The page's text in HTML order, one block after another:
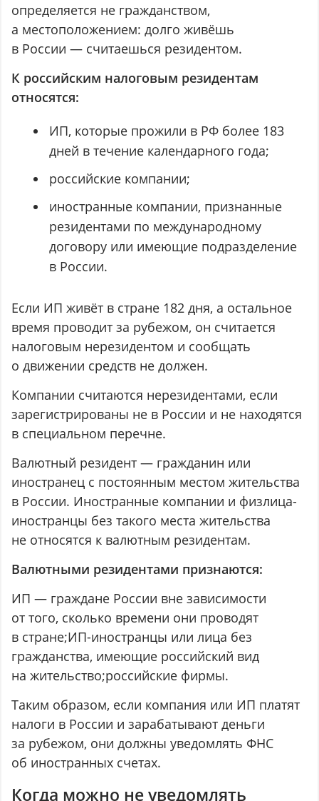
определяется не гражданством,
а местоположением: долго живёшь
в России — считаешься резидентом.
К российским налоговым резидентам
относятся:
ИП, которые прожили в РФ более 183
дней в течение календарного года;
российские компании;
иностранные компании, признанные
резидентами по международному
договору или имеющие подразделение
в России.
Если ИП живёт в стране 182 дня, а остальное
время проводит за рубежом, он считается
налоговым нерезидентом и сообщать
о движении средств не должен.
Компании считаются нерезидентами, если
зарегистрированы не в России и не находятся
в специальном перечне.
Валютный резидент — гражданин или
иностранец с постоянным местом жительства
в России. Иностранные компании и физлица-
иностранцы без такого места жительства
не относятся к валютным резидентам.
Валютными резидентами признаются:
ИП — граждане России вне зависимости
от того, сколько времени они проводят
в стране;ИП-иностранцы или лица без
гражданства, имеющие российский вид
на жительство;российские фирмы.
Таким образом, если компания или ИП платят
налоги в России и зарабатывают деньги
за рубежом, они должны уведомлять ФНС
об иностранных счетах.
Когда можно не уведомлять